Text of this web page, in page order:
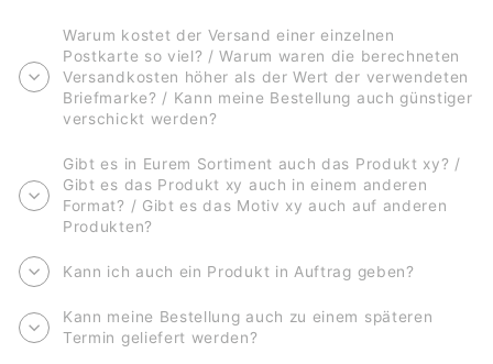
Warum kostet der Versand einer einzelnen
Postkarte so viel? / Warum waren die berechneten
Versandkosten höher als der Wert der verwendeten
Briefmarke? / Kann meine Bestellung auch günstiger
verschickt werden?
Gibt es in Eurem Sortiment auch das Produkt xy? /
Gibt es das Produkt xy auch in einem anderen
Format? / Gibt es das Motiv xy auch auf anderen
Produkten?
Kann ich auch ein Produkt in Auftrag geben?
Kann meine Bestellung auch zu einem späteren
Termin geliefert werden?